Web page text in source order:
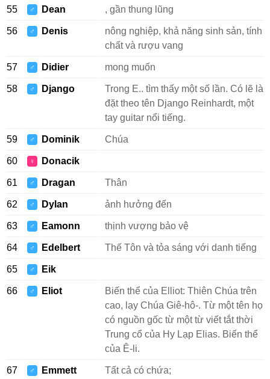
55 ♂ Dean , gần thung lũng
56 ♂ Denis
nông nghiệp, khả năng sinh sản, tính
chất và rượu vang
57 ♂ Didier mong muốn
58 ♂ Django
Trong E.. tìm thấy một số lần. Có lẽ là
đặt theo tên Django Reinhardt, một
tay guitar nổi tiếng.
59 ♂ Dominik Chúa
60 ♀ Donacik
61 ♂ Dragan Thân
62 ♂ Dylan ảnh hưởng đến
63 ♂ Eamonn thịnh vượng bảo vệ
64 ♂ Edelbert Thế Tôn và tỏa sáng với danh tiếng
65 ♂ Eik
66 ♂ Eliot
Biến thể của Elliot: Thiên Chúa trên
cao, lạy Chúa Giê-hô-. Từ một tên họ
có nguồn gốc từ một từ viết tắt thời
Trung cổ của Hy Lạp Elias. Biến thể
của Ê-li.
67 ♂ Emmett Tất cả có chứa;